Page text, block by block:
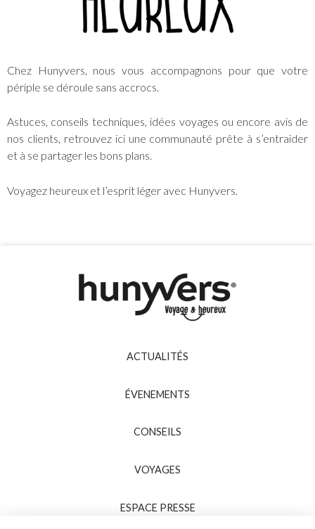
Chez Hunyvers, nous vous accompagnons pour que votre
périple se déroule sans accrocs.
Astuces, conseils techniques, idées voyages ou encore avis de
nos clients, retrouvez ici une communauté prête à s’entraider
et à se partager les bons plans.
Voyagez heureux et l’esprit léger avec Hunyvers.
ACTUALITÉS
ÉVENEMENTS
CONSEILS
VOYAGES
ESPACE PRESSE